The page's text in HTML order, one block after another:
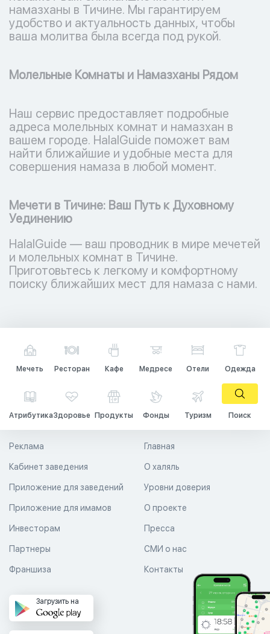
намазханы в Тичине. Мы гарантируем
удобство и актуальность данных, чтобы
ваша молитва была всегда под рукой.
Молельные Комнаты и Намазханы Рядом
Наш сервис предоставляет подробные
адреса молельных комнат и намазхан в
вашем городе. HalalGuide поможет вам
найти ближайшие и удобные места для
совершения намаза в любой момент.
Мечети в Тичине: Ваш Путь к Духовному
Уединению
HalalGuide — ваш проводник в мире мечетей
и молельных комнат в Тичине.
Приготовьтесь к легкому и комфортному
поиску ближайших мест для намаза с нами.
Мечеть Ресторан Кафе Медресе Отели Одежда
АтрибутикаЗдоровье Продукты Фонды Туризм Поиск
Главная
О халяль
Уровни доверия
Реклама
Кабинет заведения
Приложение для заведений
Приложение для имамов О проекте
Пресса
СМИ о нас
Контакты
Инвесторам
Партнеры
Франшиза
Загрузить на